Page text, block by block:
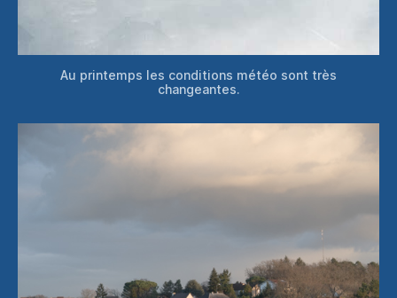
Au printemps les conditions météo sont très
changeantes.